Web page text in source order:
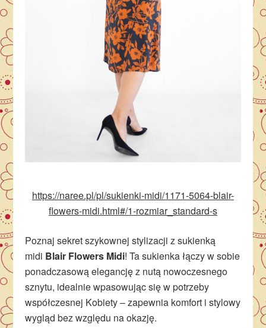
https://naree.pl/pl/sukienki-midi/1171-5064-blair-
flowers-midi.html#/1-rozmiar_standard-s
Poznaj sekret szykownej stylizacji z sukienką
midi Blair Flowers Midi! Ta sukienka łączy w sobie
ponadczasową elegancję z nutą nowoczesnego
sznytu, idealnie wpasowując się w potrzeby
współczesnej Kobiety – zapewnia komfort i stylowy
wygląd bez względu na okazję.